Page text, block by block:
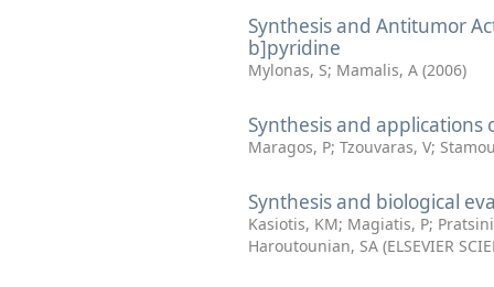
Synthesis and Antitumor
b]pyridine
Mylonas, S; Mamalis, A (2006)
Synthesis and
Maragos, P; Tzouvaras, V;
Synthesis and biological
Kasiotis, KM; Magiatis, P;
Haroutounian, SA (ELSEVIER